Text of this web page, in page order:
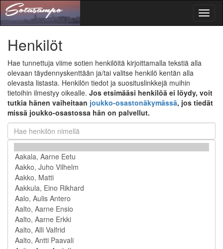
Henkilöt
Hae tunnettuja viime sotien henkilöitä kirjoittamalla tekstiä alla
olevaan täydennyskenttään ja/tai valitse henkilö kentän alla
olevasta listasta. Henkilön tiedot ja suosituslinkkejä muihin
tietoihin ilmestyy oikealle. Jos etsimääsi henkilöä ei löydy, voit
tutkia hänen vaiheitaan joukko-osastonäkymässä, jos tiedät
missä joukko-osastossa hän on palvellut.